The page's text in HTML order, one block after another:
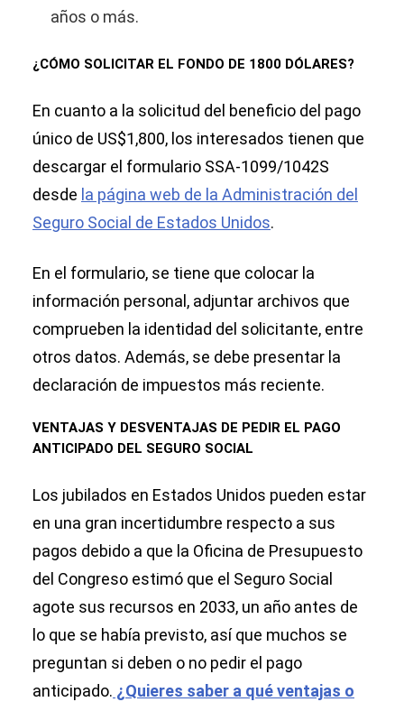
años o más.
¿CÓMO SOLICITAR EL FONDO DE 1800 DÓLARES?
En cuanto a la solicitud del beneficio del pago
único de US$1,800, los interesados tienen que
descargar el formulario SSA-1099/1042S
desde la página web de la Administración del
Seguro Social de Estados Unidos.
En el formulario, se tiene que colocar la
información personal, adjuntar archivos que
comprueben la identidad del solicitante, entre
otros datos. Además, se debe presentar la
declaración de impuestos más reciente.
VENTAJAS Y DESVENTAJAS DE PEDIR EL PAGO
ANTICIPADO DEL SEGURO SOCIAL
Los jubilados en Estados Unidos pueden estar
en una gran incertidumbre respecto a sus
pagos debido a que la Oficina de Presupuesto
del Congreso estimó que el Seguro Social
agote sus recursos en 2033, un año antes de
lo que se había previsto, así que muchos se
preguntan si deben o no pedir el pago
anticipado. ¿Quieres saber a qué ventajas o